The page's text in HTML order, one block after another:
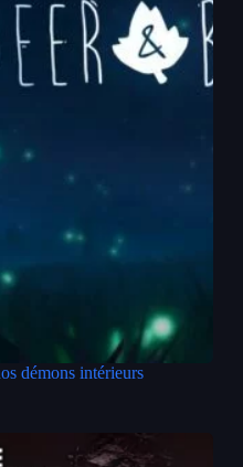
démons intérieurs